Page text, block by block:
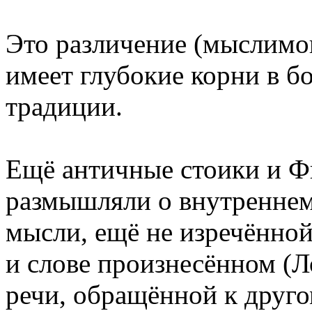
Это различение
имеет глубокие корни в
традиции.
Ещё античные стоики и
размышляли о
мысли, ещё не
и слове произнесённом
речи, обращённой к